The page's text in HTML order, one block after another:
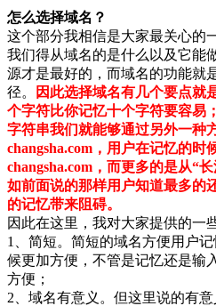
怎么选择域名？
这个部分我相信是大家最关心的
我们得从域名的是什么以及它能
源才是最好的，而域名的功能就
径。
因此选择域名有几个要点就
个字符比你记忆十个字符要容易
字符串我们就能够通过另外一种
changsha.com，用户在记忆的时
changsha.com，而更多的是从“
如前面说的那样用户知道最多的
的记忆带来阻碍。
因此在这里，我对大家提供的一
1、简短。简短的域名方便用户
候更加方便，不管是记忆还是输
方便；
2、域名有意义。但这里说的有